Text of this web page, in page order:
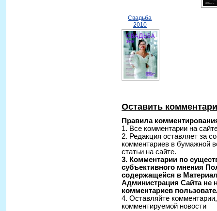
Свадьба
2010
Оставить
Правила
1. Все комментарии на
2. Редакция оставляет за
комментариев в бумажной
статьи на сайте.
3. Комментарии по
субъективного мнения
содержащейся в
Администрация Сайта не
комментариев
4. Оставляйте
комментируемой новости